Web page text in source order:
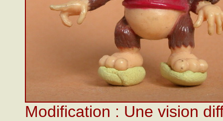
Modification : Une vision